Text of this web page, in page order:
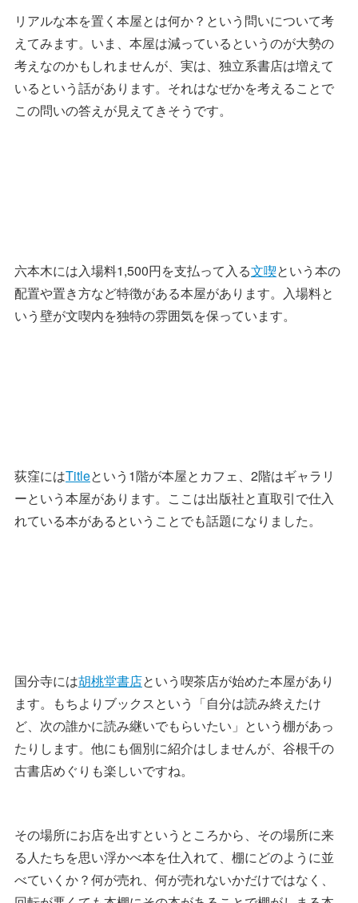
リアルな本を置く本屋とは何か？という問いについて考
えてみます。いま、本屋は減っているというのが大勢の
考えなのかもしれませんが、実は、独立系書店は増えて
いるという話があります。それはなぜかを考えることで
この問いの答えが見えてきそうです。
六本木には入場料1,500円を支払って入る文喫という本の
配置や置き方など特徴がある本屋があります。入場料と
いう壁が文喫内を独特の雰囲気を保っています。
荻窪にはTitleという1階が本屋とカフェ、2階はギャラリ
ーという本屋があります。ここは出版社と直取引で仕入
れている本があるということでも話題になりました。
国分寺には胡桃堂書店という喫茶店が始めた本屋があり
ます。もちよりブックスという「自分は読み終えたけ
ど、次の誰かに読み継いでもらいたい」という棚があっ
たりします。他にも個別に紹介はしませんが、谷根千の
古書店めぐりも楽しいですね。
その場所にお店を出すというところから、その場所に来
る人たちを思い浮かべ本を仕入れて、棚にどのように並
べていくか？何が売れ、何が売れないかだけではなく、